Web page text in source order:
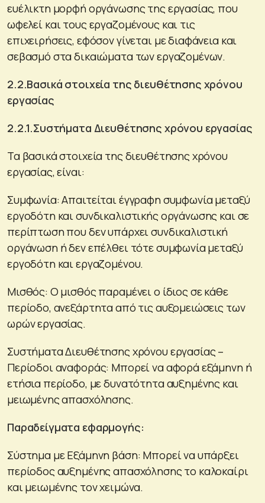
ευέλικτη μορφή οργάνωσης της εργασίας, που
ωφελεί και τους εργαζομένους και τις
επιχειρήσεις, εφόσον γίνεται με διαφάνεια και
σεβασμό στα δικαιώματα των εργαζομένων.
2.2.Βασικά στοιχεία της διευθέτησης χρόνου
εργασίας
2.2.1.Συστήματα Διευθέτησης χρόνου εργασίας
Τα βασικά στοιχεία της διευθέτησης χρόνου
εργασίας, είναι:
Συμφωνία: Απαιτείται έγγραφη συμφωνία μεταξύ
εργοδότη και συνδικαλιστικής οργάνωσης και σε
περίπτωση που δεν υπάρχει συνδικαλιστική
οργάνωση ή δεν επέλθει τότε συμφωνία μεταξύ
εργοδότη και εργαζομένου.
Μισθός: Ο μισθός παραμένει ο ίδιος σε κάθε
περίοδο, ανεξάρτητα από τις αυξομειώσεις των
ωρών εργασίας.
Συστήματα Διευθέτησης χρόνου εργασίας –
Περίοδοι αναφοράς: Μπορεί να αφορά εξάμηνη ή
ετήσια περίοδο, με δυνατότητα αυξημένης και
μειωμένης απασχόλησης.
Παραδείγματα εφαρμογής:
Σύστημα με Εξάμηνη βάση: Μπορεί να υπάρξει
περίοδος αυξημένης απασχόλησης το καλοκαίρι
και μειωμένης τον χειμώνα.